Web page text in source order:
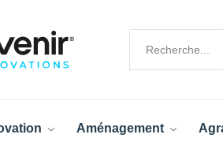
Aménagement